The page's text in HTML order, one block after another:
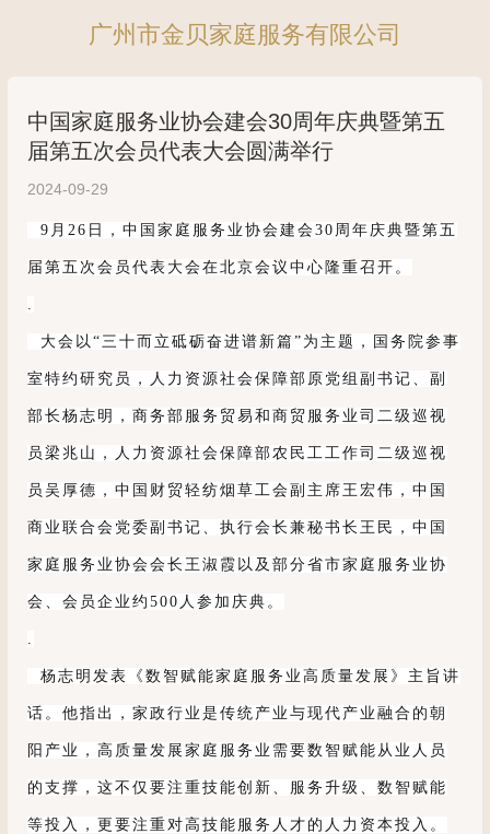
广州市金贝家庭服务有限公司
中国家庭服务业协会建会30周年庆典暨第五
届第五次会员代表大会圆满举行
2024-09-29
9月26日，中国家庭服务业协会建会30周年庆典暨第五
届第五次会员代表大会在北京会议中心隆重召开。
大会以“三十而立砥砺奋进谱新篇”为主题，国务院参事
室特约研究员，人力资源社会保障部原党组副书记、副
部长杨志明，商务部服务贸易和商贸服务业司二级巡视
员梁兆山，人力资源社会保障部农民工工作司二级巡视
员吴厚德，中国财贸轻纺烟草工会副主席王宏伟，中国
商业联合会党委副书记、执行会长兼秘书长王民，中国
家庭服务业协会会长王淑霞以及部分省市家庭服务业协
会、会员企业约500人参加庆典。
杨志明发表《数智赋能家庭服务业高质量发展》主旨讲
话。他指出，家政行业是传统产业与现代产业融合的朝
阳产业，高质量发展家庭服务业需要数智赋能从业人员
的支撑，这不仅要注重技能创新、服务升级、数智赋能
等投入，更要注重对高技能服务人才的人力资本投入。